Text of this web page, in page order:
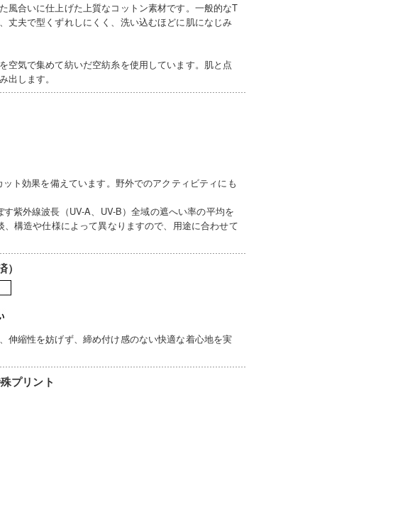
風合いに仕上げた上質なコットン素材です。一般的なT
丈夫で型くずれしにくく、洗い込むほどに肌になじみ
空気で集めて紡いだ空紡糸を使用しています。肌と点
します。
ト効果を備えています。野外でのアクティビティにも
紫外線波長（UV-A、UV-B）全域の遮へい率の平均を
構造や仕様によって異なりますので、用途に合わせて
伸縮性を妨げず、締め付け感のない快適な着心地を実
プリント